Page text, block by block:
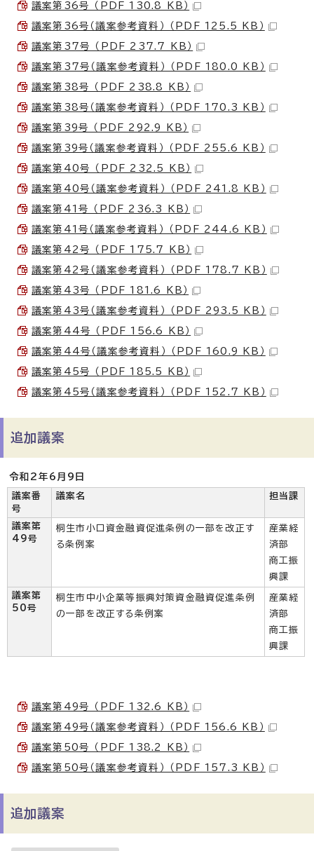
議案第36号 （PDF 130.8 KB）
議案第36号（議案参考資料） （PDF 125.5 KB）
議案第37号 （PDF 237.7 KB）
議案第37号（議案参考資料） （PDF 180.0 KB）
議案第38号 （PDF 238.8 KB）
議案第38号（議案参考資料） （PDF 170.3 KB）
議案第39号 （PDF 292.9 KB）
議案第39号（議案参考資料） （PDF 255.6 KB）
議案第40号 （PDF 232.5 KB）
議案第40号（議案参考資料） （PDF 241.8 KB）
議案第41号 （PDF 236.3 KB）
議案第41号（議案参考資料） （PDF 244.6 KB）
議案第42号 （PDF 175.7 KB）
議案第42号（議案参考資料） （PDF 178.7 KB）
議案第43号 （PDF 181.6 KB）
議案第43号（議案参考資料） （PDF 293.5 KB）
議案第44号 （PDF 156.6 KB）
議案第44号（議案参考資料） （PDF 160.9 KB）
議案第45号 （PDF 185.5 KB）
議案第45号（議案参考資料） （PDF 152.7 KB）
追加議案
令和2年6月9日
議案番
号
議案名 担当課
議案第
49号
桐生市小口資金融資促進条例の一部を改正す
る条例案
産業経
済部
商工振
興課
議案第
50号
桐生市中小企業等振興対策資金融資促進条例
の一部を改正する条例案
産業経
済部
商工振
興課
議案第49号 （PDF 132.6 KB）
議案第49号（議案参考資料） （PDF 156.6 KB）
議案第50号 （PDF 138.2 KB）
議案第50号（議案参考資料） （PDF 157.3 KB）
追加議案